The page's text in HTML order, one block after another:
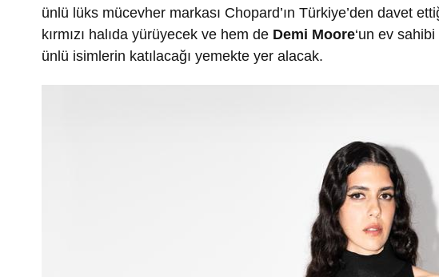
ünlü lüks mücevher markası Chopard’ın Türkiye’den davet
kırmızı halıda yürüyecek ve hem de Demi Moore‘un ev
ünlü isimlerin katılacağı yemekte yer alacak.